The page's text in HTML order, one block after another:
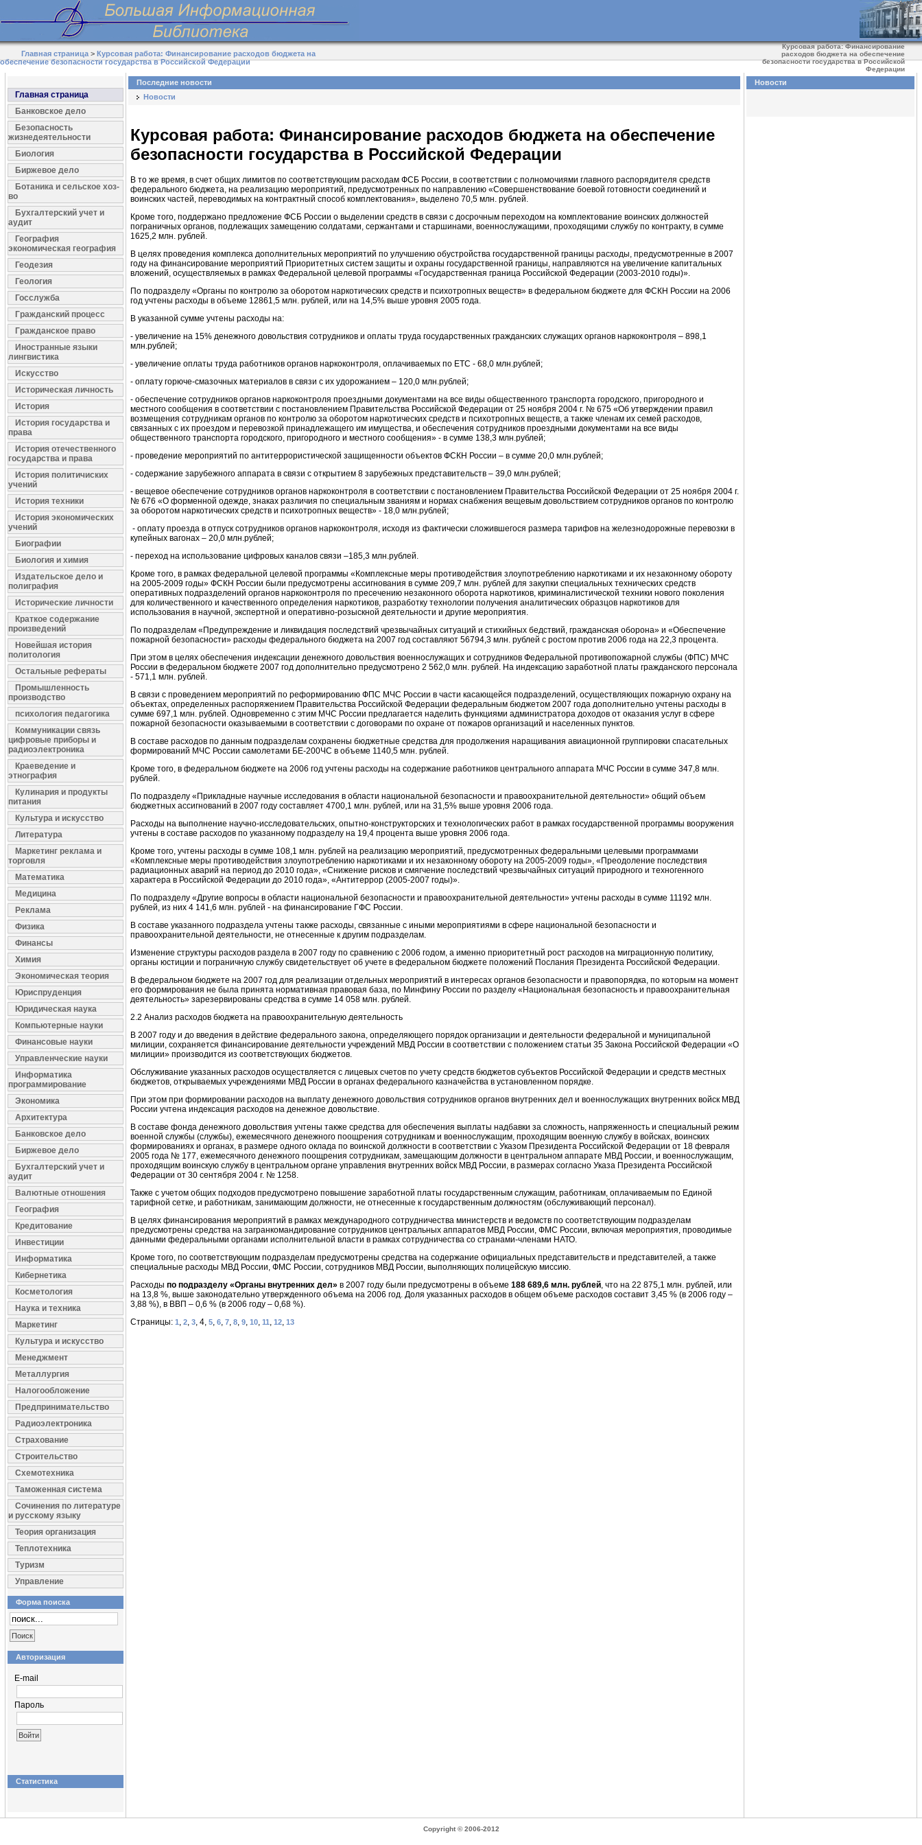
Главная страница >Курсовая работа: Финансирование расходов бюджета на
обеспечение безопасности государства в Российской Федерации
Курсовая работа: Финансирование
расходов бюджета на обеспечение
безопасности государства в Российской
Федерации
Главная страница
Банковское дело
Безопасность
жизнедеятельности
Биология
Биржевое дело
Ботаника и сельское хоз-
во
Бухгалтерский учет и
аудит
География
экономическая география
Геодезия
Геология
Госслужба
Гражданский процесс
Гражданское право
Иностранные языки
лингвистика
Искусство
Историческая личность
История
История государства и
права
История отечественного
государства и права
История политичиских
учений
История техники
История экономических
учений
Биографии
Биология и химия
Издательское дело и
полиграфия
Исторические личности
Краткое содержание
произведений
Новейшая история
политология
Остальные рефераты
Промышленность
производство
психология педагогика
Коммуникации связь
цифровые приборы и
радиоэлектроника
Краеведение и
этнография
Кулинария и продукты
питания
Культура и искусство
Литература
Маркетинг реклама и
торговля
Математика
Медицина
Реклама
Физика
Финансы
Химия
Экономическая теория
Юриспруденция
Юридическая наука
Компьютерные науки
Финансовые науки
Управленческие науки
Информатика
программирование
Экономика
Архитектура
Банковское дело
Биржевое дело
Бухгалтерский учет и
аудит
Валютные отношения
География
Кредитование
Инвестиции
Информатика
Кибернетика
Косметология
Наука и техника
Маркетинг
Культура и искусство
Менеджмент
Металлургия
Налогообложение
Предпринимательство
Радиоэлектроника
Страхование
Строительство
Схемотехника
Таможенная система
Сочинения по литературе
и русскому языку
Теория организация
Теплотехника
Туризм
Управление
Форма поиска
Авторизация
E-mail
Пароль
Статистика
Последние новости
Новости
Курсовая работа: Финансирование расходов бюджета на обеспечение
безопасности государства в Российской Федерации
В то же время, в счет общих лимитов по соответствующим расходам ФСБ России, в соответствии с полномочиями главного распорядителя средств
федерального бюджета, на реализацию мероприятий, предусмотренных по направлению «Совершенствование боевой готовности соединений и
воинских частей, переводимых на контрактный способ комплектования», выделено 70,5 млн. рублей.
Кроме того, поддержано предложение ФСБ России о выделении средств в связи с досрочным переходом на комплектование воинских должностей
пограничных органов, подлежащих замещению солдатами, сержантами и старшинами, военнослужащими, проходящими службу по контракту, в сумме
1625,2 млн. рублей.
В целях проведения комплекса дополнительных мероприятий по улучшению обустройства государственной границы расходы, предусмотренные в 2007
году на финансирование мероприятий Приоритетных систем защиты и охраны государственной границы, направляются на увеличение капитальных
вложений, осуществляемых в рамках Федеральной целевой программы «Государственная граница Российской Федерации (2003-2010 годы)».
По подразделу «Органы по контролю за оборотом наркотических средств и психотропных веществ» в федеральном бюджете для ФСКН России на 2006
год учтены расходы в объеме 12861,5 млн. рублей, или на 14,5% выше уровня 2005 года.
В указанной сумме учтены расходы на:
- увеличение на 15% денежного довольствия сотрудников и оплаты труда государственных гражданских служащих органов наркоконтроля – 898,1
млн.рублей;
- увеличение оплаты труда работников органов наркоконтроля, оплачиваемых по ЕТС - 68,0 млн.рублей;
- оплату горюче-смазочных материалов в связи с их удорожанием – 120,0 млн.рублей;
- обеспечение сотрудников органов наркоконтроля проездными документами на все виды общественного транспорта городского, пригородного и
местного сообщения в соответствии с постановлением Правительства Российской Федерации от 25 ноября 2004 г. № 675 «Об утверждении правил
возмещения сотрудникам органов по контролю за оборотом наркотических средств и психотропных веществ, а также членам их семей расходов,
связанных с их проездом и перевозкой принадлежащего им имущества, и обеспечения сотрудников проездными документами на все виды
общественного транспорта городского, пригородного и местного сообщения» - в сумме 138,3 млн.рублей;
- проведение мероприятий по антитеррористической защищенности объектов ФСКН России – в сумме 20,0 млн.рублей;
- содержание зарубежного аппарата в связи с открытием 8 зарубежных представительств – 39,0 млн.рублей;
- вещевое обеспечение сотрудников органов наркоконтроля в соответствии с постановлением Правительства Российской Федерации от 25 ноября 2004 г.
№ 676 «О форменной одежде, знаках различия по специальным званиям и нормах снабжения вещевым довольствием сотрудников органов по контролю
за оборотом наркотических средств и психотропных веществ» - 18,0 млн.рублей;
- оплату проезда в отпуск сотрудников органов наркоконтроля, исходя из фактически сложившегося размера тарифов на железнодорожные перевозки в
купейных вагонах – 20,0 млн.рублей;
- переход на использование цифровых каналов связи –185,3 млн.рублей.
Кроме того, в рамках федеральной целевой программы «Комплексные меры противодействия злоупотреблению наркотиками и их незаконному обороту
на 2005-2009 годы» ФСКН России были предусмотрены ассигнования в сумме 209,7 млн. рублей для закупки специальных технических средств
оперативных подразделений органов наркоконтроля по пресечению незаконного оборота наркотиков, криминалистической техники нового поколения
для количественного и качественного определения наркотиков, разработку технологии получения аналитических образцов наркотиков для
использования в научной, экспертной и оперативно-розыскной деятельности и другие мероприятия.
По подразделам «Предупреждение и ликвидация последствий чрезвычайных ситуаций и стихийных бедствий, гражданская оборона» и «Обеспечение
пожарной безопасности» расходы федерального бюджета на 2007 год составляют 56794,3 млн. рублей с ростом против 2006 года на 22,3 процента.
При этом в целях обеспечения индексации денежного довольствия военнослужащих и сотрудников Федеральной противопожарной службы (ФПС) МЧС
России в федеральном бюджете 2007 год дополнительно предусмотрено 2 562,0 млн. рублей. На индексацию заработной платы гражданского персонала
- 571,1 млн. рублей.
В связи с проведением мероприятий по реформированию ФПС МЧС России в части касающейся подразделений, осуществляющих пожарную охрану на
объектах, определенных распоряжением Правительства Российской Федерации федеральным бюджетом 2007 года дополнительно учтены расходы в
сумме 697,1 млн. рублей. Одновременно с этим МЧС России предлагается наделить функциями администратора доходов от оказания услуг в сфере
пожарной безопасности оказываемыми в соответствии с договорами по охране от пожаров организаций и населенных пунктов.
В составе расходов по данным подразделам сохранены бюджетные средства для продолжения наращивания авиационной группировки спасательных
формирований МЧС России самолетами БЕ-200ЧС в объеме 1140,5 млн. рублей.
Кроме того, в федеральном бюджете на 2006 год учтены расходы на содержание работников центрального аппарата МЧС России в сумме 347,8 млн.
рублей.
По подразделу «Прикладные научные исследования в области национальной безопасности и правоохранительной деятельности» общий объем
бюджетных ассигнований в 2007 году составляет 4700,1 млн. рублей, или на 31,5% выше уровня 2006 года.
Расходы на выполнение научно-исследовательских, опытно-конструкторских и технологических работ в рамках государственной программы вооружения
учтены в составе расходов по указанному подразделу на 19,4 процента выше уровня 2006 года.
Кроме того, учтены расходы в сумме 108,1 млн. рублей на реализацию мероприятий, предусмотренных федеральными целевыми программами
«Комплексные меры противодействия злоупотреблению наркотиками и их незаконному обороту на 2005-2009 годы», «Преодоление последствия
радиационных аварий на период до 2010 года», «Снижение рисков и смягчение последствий чрезвычайных ситуаций природного и техногенного
характера в Российской Федерации до 2010 года», «Антитеррор (2005-2007 годы)».
По подразделу «Другие вопросы в области национальной безопасности и правоохранительной деятельности» учтены расходы в сумме 11192 млн.
рублей, из них 4 141,6 млн. рублей - на финансирование ГФС России.
В составе указанного подраздела учтены также расходы, связанные с иными мероприятиями в сфере национальной безопасности и
правоохранительной деятельности, не отнесенные к другим подразделам.
Изменение структуры расходов раздела в 2007 году по сравнению с 2006 годом, а именно приоритетный рост расходов на миграционную политику,
органы юстиции и пограничную службу свидетельствует об учете в федеральном бюджете положений Послания Президента Российской Федерации.
В федеральном бюджете на 2007 год для реализации отдельных мероприятий в интересах органов безопасности и правопорядка, по которым на момент
его формирования не была принята нормативная правовая база, по Минфину России по разделу «Национальная безопасность и правоохранительная
деятельность» зарезервированы средства в сумме 14 058 млн. рублей.
2.2 Анализ расходов бюджета на правоохранительную деятельность
В 2007 году и до введения в действие федерального закона, определяющего порядок организации и деятельности федеральной и муниципальной
милиции, сохраняется финансирование деятельности учреждений МВД России в соответствии с положением статьи 35 Закона Российской Федерации «О
милиции» производится из соответствующих бюджетов.
Обслуживание указанных расходов осуществляется с лицевых счетов по учету средств бюджетов субъектов Российской Федерации и средств местных
бюджетов, открываемых учреждениями МВД России в органах федерального казначейства в установленном порядке.
При этом при формировании расходов на выплату денежного довольствия сотрудников органов внутренних дел и военнослужащих внутренних войск МВД
России учтена индексация расходов на денежное довольствие.
В составе фонда денежного довольствия учтены также средства для обеспечения выплаты надбавки за сложность, напряженность и специальный режим
военной службы (службы), ежемесячного денежного поощрения сотрудникам и военнослужащим, проходящим военную службу в войсках, воинских
формированиях и органах, в размере одного оклада по воинской должности в соответствии с Указом Президента Российской Федерации от 18 февраля
2005 года № 177, ежемесячного денежного поощрения сотрудникам, замещающим должности в центральном аппарате МВД России, и военнослужащим,
проходящим воинскую службу в центральном органе управления внутренних войск МВД России, в размерах согласно Указа Президента Российской
Федерации от 30 сентября 2004 г. № 1258.
Также с учетом общих подходов предусмотрено повышение заработной платы государственным служащим, работникам, оплачиваемым по Единой
тарифной сетке, и работникам, занимающим должности, не отнесенные к государственным должностям (обслуживающий персонал).
В целях финансирования мероприятий в рамках международного сотрудничества министерств и ведомств по соответствующим подразделам
предусмотрены средства на загранкомандирование сотрудников центральных аппаратов МВД России, ФМС России, включая мероприятия, проводимые
данными федеральными органами исполнительной власти в рамках сотрудничества со странами-членами НАТО.
Кроме того, по соответствующим подразделам предусмотрены средства на содержание официальных представительств и представителей, а также
специальные расходы МВД России, ФМС России, сотрудников МВД России, выполняющих полицейскую миссию.
Расходы по подразделу «Органы внутренних дел» в 2007 году были предусмотрены в объеме 188 689,6 млн. рублей, что на 22 875,1 млн. рублей, или
на 13,8 %, выше законодательно утвержденного объема на 2006 год. Доля указанных расходов в общем объеме расходов составит 3,45 % (в 2006 году –
3,88 %), в ВВП – 0,6 % (в 2006 году – 0,68 %).
Страницы: 1, 2, 3, 4, 5, 6, 7, 8, 9, 10, 11, 12, 13
Новости
Copyright © 2006-2012